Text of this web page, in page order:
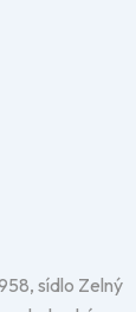
sídlo Zelný